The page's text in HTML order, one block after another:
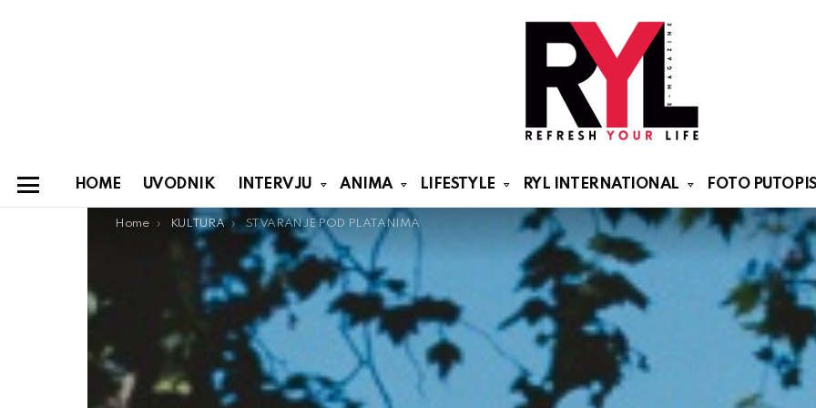
HOME UVODNIK INTERVJU ANIMA LIFESTYLE RYL INTERNATIONAL FOTO
You are here:
Home KULTURA STVARANJE POD PLATANIMA